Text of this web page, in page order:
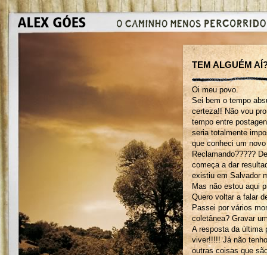
TEM ALGUÉM
Oi meu povo.
Sei bem o tempo
certeza!! Não vou
tempo entre
seria totalmente
que conheci um
Reclamando?????
começa a dar
existiu em Salvador
Mas não estou aqui
Quero voltar a falar
Passei por vários
coletânea? Gravar
A resposta da última
viver!!!!! Já não
outras coisas que